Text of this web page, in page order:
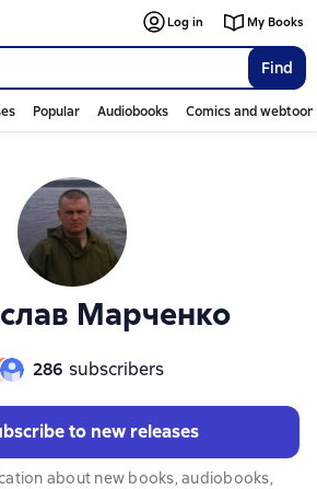
Find
Log in My Books
Popular Audiobooks Comics and
Марченко
286 subscribers
to new releases
about new books, audiobooks,